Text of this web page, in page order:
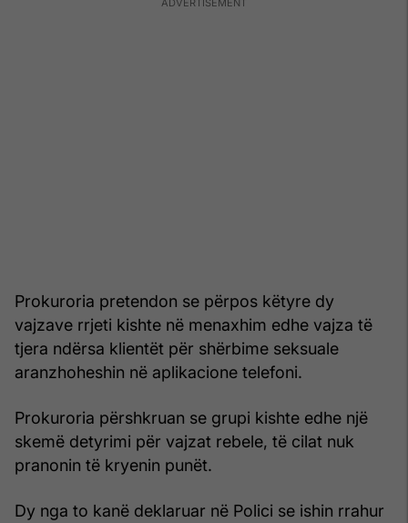
Prokuroria pretendon se përpos këtyre dy
vajzave rrjeti kishte në menaxhim edhe vajza të
tjera ndërsa klientët për shërbime seksuale
aranzhoheshin në aplikacione telefoni.
Prokuroria përshkruan se grupi kishte edhe një
skemë detyrimi për vajzat rebele, të cilat nuk
pranonin të kryenin punët.
Dy nga to kanë deklaruar në Polici se ishin rrahur